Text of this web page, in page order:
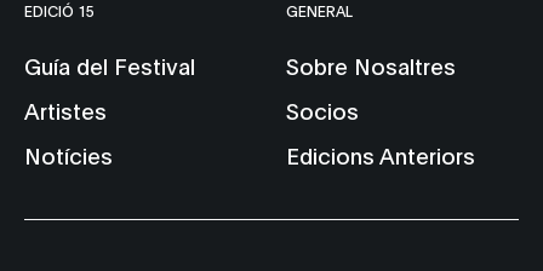
EDICIÓ 15
Guía del Festival
Artistes
Notícies
GENERAL
Sobre Nosaltres
Socios
Edicions Anteriors